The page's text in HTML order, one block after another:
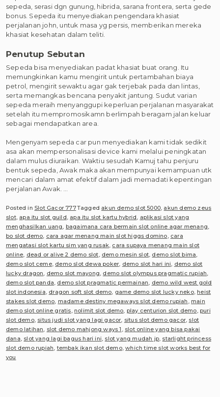
sepeda, serasi dgn gunung, hibrida, sarana frontera, serta gede
bonus. Sepeda itu menyediakan pengendara khasiat
perjalanan john, untuk masa yg persis, memberikan mereka
khasiat kesehatan dalam teliti.
Penutup Sebutan
Sepeda bisa menyediakan padat khasiat buat orang. Itu
memungkinkan kamu mengirit untuk pertambahan biaya
petrol, mengirit sewaktu agar gak terjebak pada dan lintas,
serta memangkas bencana penyakit jantung. Sudut varian
sepeda meraih menyanggupi keperluan perjalanan masyarakat
setelah itu mempromosikamn berlimpah beragam jalan keluar
sebagai mendapatkan area.
Mengenyam sepeda car pun menyediakan kami tidak sedikit
asa akan mempersonalisasi device kami melalui peningkatan
dalam mulus diuraikan. Waktiu sesudah Kamuj tahu penjuru
bentuk sepeda, Awak maka akan mempunyai kemampuan utk
mencari dalam amat efektif dalam jadi memadati kepentingan
perjalanan Awak. …
Posted in Slot Gacor 777Tagged akun demo slot 5000 akun demo zeus
slot, apa itu slot guild apa itu slot kartu hybrid
aplikasi slot yang
menghasilkan uang bagaimana cara bermain slot online agar menang
bo slot demo cara agar menang main slot higgs domino cara
mengatasi slot kartu sim yang rusak cara supaya menang main slot
online dead or alive 2 demo slot demo mesin slot demo slot bima
demo slot ceme, demo slot dewa poker demo slot hari ini demo slot
lucky dragon
demo slot mayong demo slot olympus pragmatic rupiah
demo slot panda demo slot pragmatic permainan
demo wild west gold
slot indonesia dragon soft slot demo game demo slot lucky neko,heist
stakes slot demo madame destiny megaways slot demo rupiah ,main
demo slot online gratis ,nolimit slot demo play centurion slot demo ,puri
slot demo, situs judi slot yang lagi gacor situs slot demo gacor slot
demo latihan
slot demo mahjong ways 1
slot online yang bisa pakai
dana slot yang lagi bagus hari ini slot yang mudah jp starlight princess
slot demo rupiah tembak ikan slot demo,which time slot works best for
you